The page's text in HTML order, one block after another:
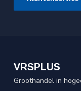
VRSPLUS
Groothandel in